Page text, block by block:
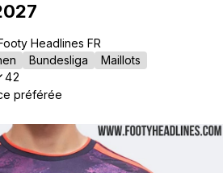
Headlines FR
Bundesliga
Maillots
42
préférée